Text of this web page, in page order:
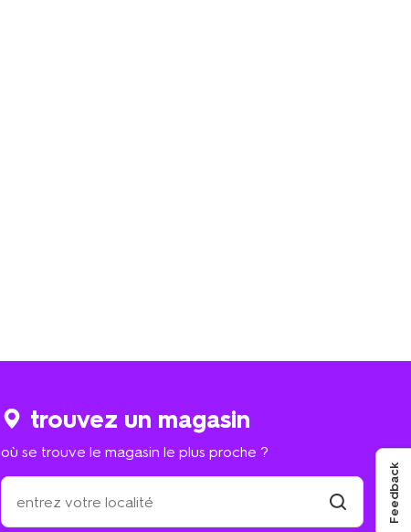
trouvez un magasin
où se trouve le magasin le plus proche ?
où
trouve
trouver
Feedback